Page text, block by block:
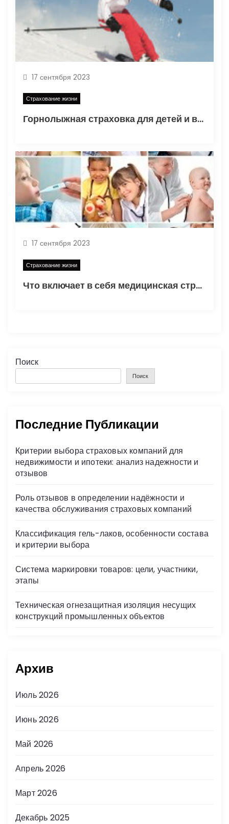
17 сентября 2023
Страхование жизни
Горнолыжная страховка для детей и взрослых
17 сентября 2023
Страхование жизни
Что включает в себя медицинская страховка?
Поиск
Поиск
Последние Публикации
Критерии выбора страховых компаний для
недвижимости и ипотеки: анализ надежности и
отзывов
Роль отзывов в определении надёжности и
качества обслуживания страховых компаний
Классификация гель-лаков, особенности состава
и критерии выбора
Система маркировки товаров: цели, участники,
этапы
Техническая огнезащитная изоляция несущих
конструкций промышленных объектов
Архив
Июль 2026
Июнь 2026
Май 2026
Апрель 2026
Март 2026
Декабрь 2025